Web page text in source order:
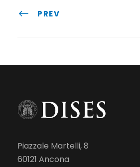
PREV
Piazzale Martelli, 8
60121 Ancona